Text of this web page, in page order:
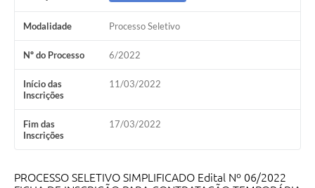
Modalidade Processo Seletivo
Nº do Processo 6/2022
Início das
Inscrições
11/03/2022
Fim das
Inscrições
17/03/2022
PROCESSO SELETIVO SIMPLIFICADO Edital Nº 06/2022